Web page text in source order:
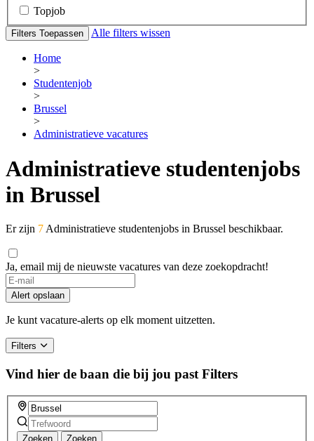
Topjob
Filters Toepassen Alle filters wissen
Home
>
Studentenjob
>
Brussel
>
Administratieve vacatures
Administratieve studentenjobs
in Brussel
Er zijn 7 Administratieve studentenjobs in Brussel beschikbaar.
Ja, email mij de nieuwste vacatures van deze zoekopdracht!
If
you
are
a
ignore
this
field
Alert opslaan
Je kunt vacature-alerts op elk moment uitzetten.
Filters
Vind hier de baan die bij jou past Filters
Zoeken Zoeken